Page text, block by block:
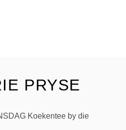
PRYSE
Koekentee by die